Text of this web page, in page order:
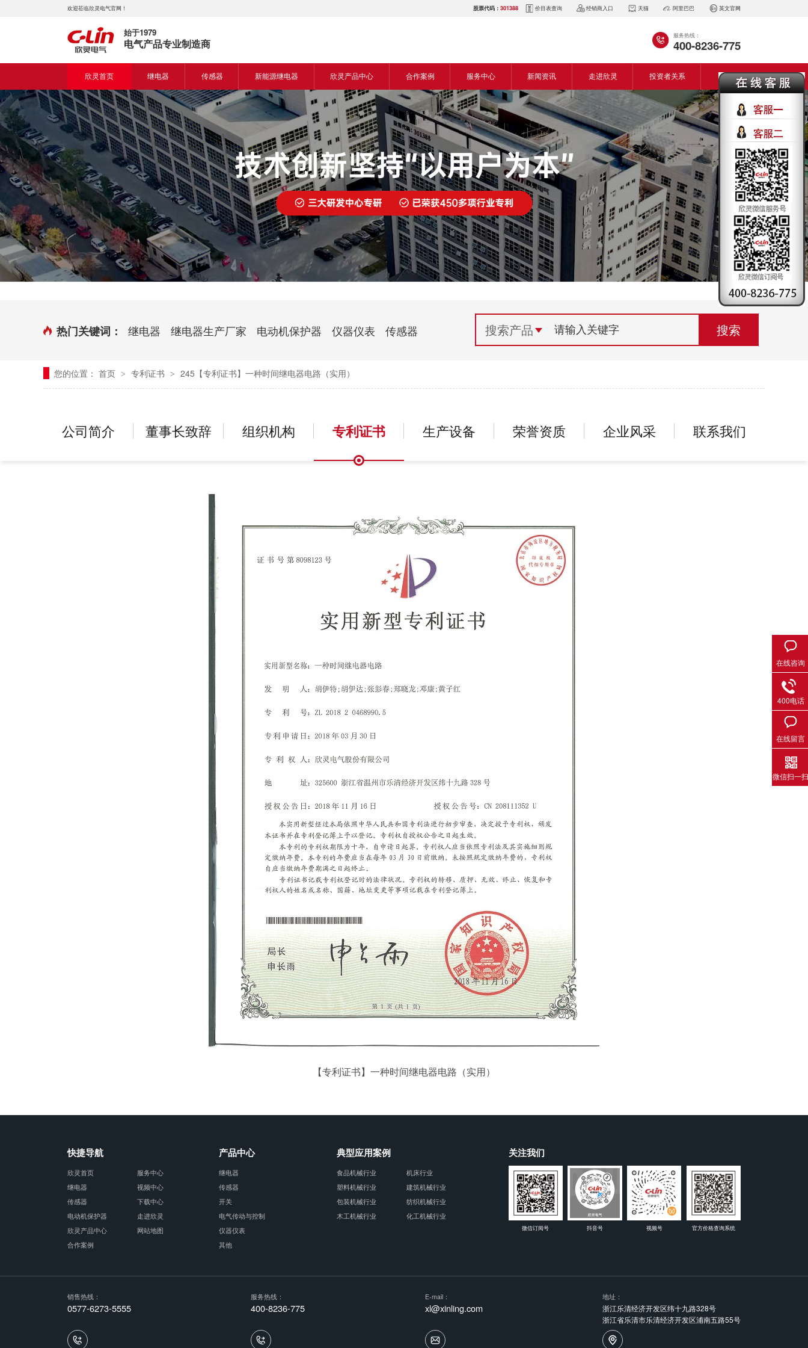
价目表查询 经销商入口 天猫 阿里巴巴 英文官网
欢迎莅临欣灵电气官网！ 股票代码：301388
始于1979
电气产品专业制造商
服务热线：
400-8236-775
欣灵首页 继电器
时间继电器
固体继电器
计数继电器
液位继电器
电磁继电器及插座
时控开关
新能源继电器
传感器
接近开关
光电开关
编码器
热电偶
热电阻
传感器端子台
新能源继电器
新能源交流继电器
新能源直流继电器
欣灵产品中心
继电器
传感器
电气传动与控制
仪器仪表
开关
配电控制
合作案例
食品机械行业
机床行业
塑料机械行业
建筑机械行业
包装机械行业
纺织机械行业
服务中心
营销网络
服务热线
电商平台
下载中心
视频中心
电气百科
常见问题
技术支持
新闻资讯
新闻动态
展会资讯
电气百科
常见问答
走进欣灵
企业简介
董事长致词
企业风采
专利证书
生产设备
荣誉资质
组织机构
联系欣灵
投资者关系
热门关键词： 继电器 继电器生产厂家 电动机保护器 仪器仪表 传感器
您的位置： 首页 > 专利证书 > 245【专利证书】一种时间继电器电路（实用）
公司简介 董事长致辞 组织机构 专利证书 生产设备 荣誉资质 企业风采 联系我们
【专利证书】一种时间继电器电路（实用）
快捷导航
欣灵首页
服务中心
继电器
视频中心
传感器
下载中心
电动机保护器
走进欣灵
欣灵产品中心
网站地图
合作案例
产品中心
继电器
传感器
开关
电气传动与控制
仪器仪表
其他
典型应用案例
食品机械行业
机床行业
塑料机械行业
建筑机械行业
包装机械行业
纺织机械行业
木工机械行业
化工机械行业
关注我们
微信订阅号 抖音号 视频号 官方价格查询系统
销售热线：
0577-6273-5555
服务热线：
400-8236-775
E-mail：
xl@xinling.com
地址：
浙江乐清经济开发区纬十九路328号
浙江省乐清市乐清经济开发区浦南五路55号
在线咨询
400电话
在线留言
微信扫一扫